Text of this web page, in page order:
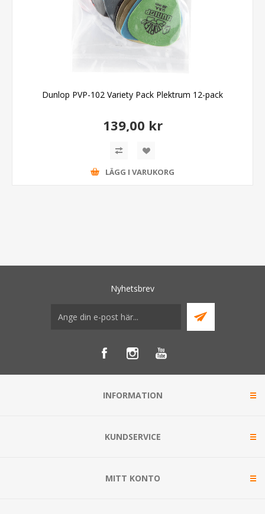
Dunlop PVP-102 Variety Pack Plektrum 12-pack
139,00 kr
LÄGG I VARUKORG
Nyhetsbrev
INFORMATION
KUNDSERVICE
MITT KONTO